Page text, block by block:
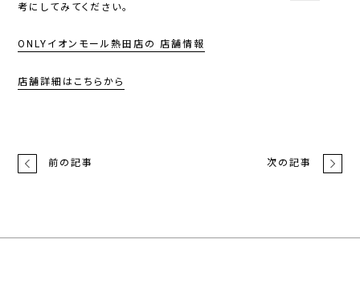
考にしてみてください。
ONLYイオンモール熱田店の 店舗情報
店舗詳細はこちらから
前の記事 次の記事